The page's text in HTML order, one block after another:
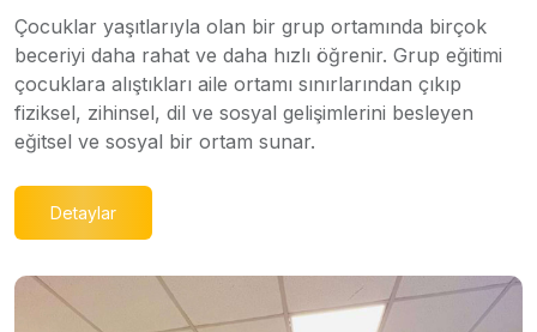
Çocuklar yaşıtlarıyla olan bir grup ortamında birçok
beceriyi daha rahat ve daha hızlı öğrenir. Grup eğitimi
çocuklara alıştıkları aile ortamı sınırlarından çıkıp
fiziksel, zihinsel, dil ve sosyal gelişimlerini besleyen
eğitsel ve sosyal bir ortam sunar.
Detaylar